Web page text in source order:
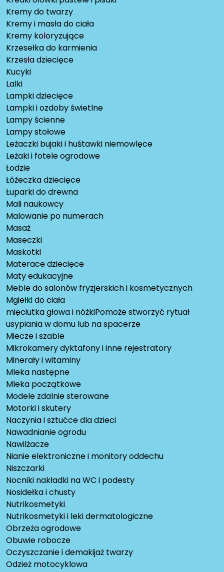
Kremy do twarzy
Kremy i masła do ciała
Kremy koloryzujące
Krzesełka do karmienia
Krzesła dziecięce
Kucyki
Lalki
Lampki dziecięce
Lampki i ozdoby świetlne
Lampy ścienne
Lampy stołowe
Leżaczki bujaki i huśtawki niemowlęce
Leżaki i fotele ogrodowe
Łodzie
Łóżeczka dziecięce
Łuparki do drewna
Mali naukowcy
Malowanie po numerach
Masaż
Maseczki
Maskotki
Materace dziecięce
Maty edukacyjne
Meble do salonów fryzjerskich i kosmetycznych
Mgiełki do ciała
mięciutka głowa i nóżkiPomoże stworzyć rytuał
usypiania w domu lub na spacerze
Miecze i szable
Mikrokamery dyktafony i inne rejestratory
Minerały i witaminy
Mleka następne
Mleka początkowe
Modele zdalnie sterowane
Motorki i skutery
Naczynia i sztućce dla dzieci
Nawadnianie ogrodu
Nawilżacze
Nianie elektroniczne i monitory oddechu
Niszczarki
Nocniki nakładki na WC i podesty
Nosidełka i chusty
Nutrikosmetyki
Nutrikosmetyki i leki dermatologiczne
Obrzeża ogrodowe
Obuwie robocze
Oczyszczanie i demakijaż twarzy
Odzież motocyklowa